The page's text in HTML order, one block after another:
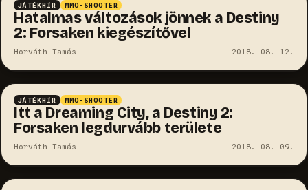
JÁTÉKHÍR MMO-SHOOTER
Hatalmas változások jönnek a Destiny
2: Forsaken kiegészítővel
Horváth Tamás 2018. 08. 12.
JÁTÉKHÍR MMO-SHOOTER
Itt a Dreaming City, a Destiny 2:
Forsaken legdurvább területe
Horváth Tamás 2018. 08. 09.